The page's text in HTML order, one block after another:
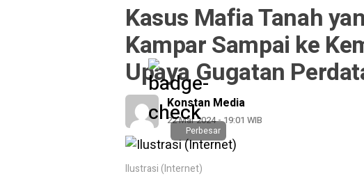
Kasus Mafia Tanah
Kampar Sampai ke
Upaya Gugatan
Konstan Media
22 Mar 2024 - 19:01 WIB
Perbesar
Ilustrasi (Internet)